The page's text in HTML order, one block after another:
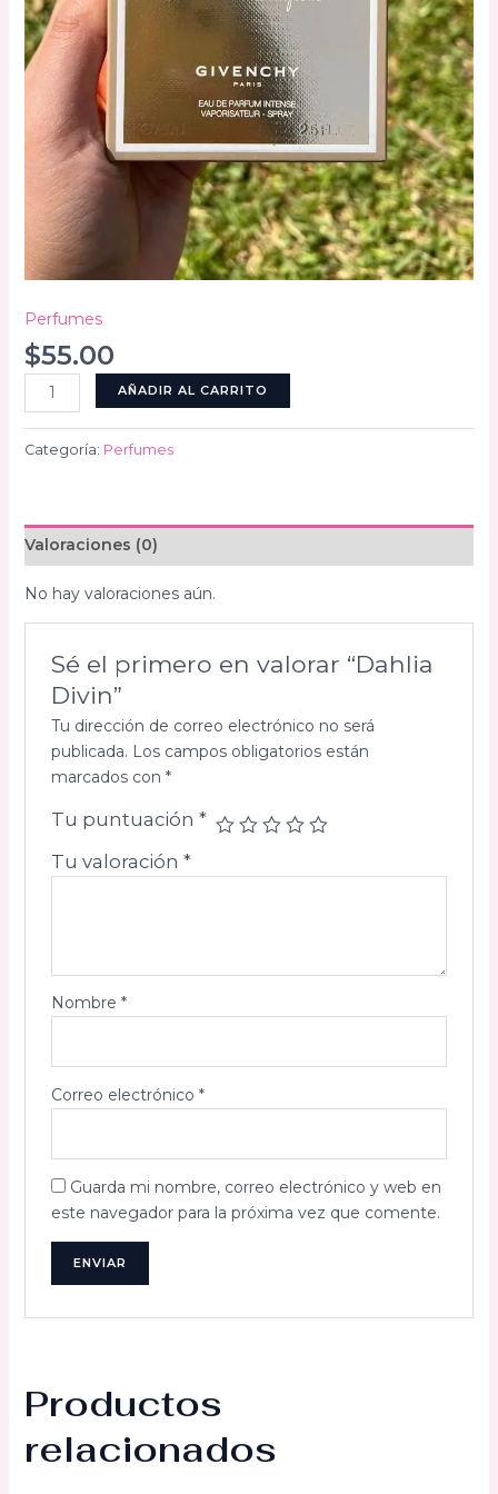
Perfumes
$55.00
Dahlia
Divin
cantidad
AÑADIR AL CARRITO
Categoría: Perfumes
Valoraciones (0)
No hay valoraciones aún.
Sé el primero en valorar “Dahlia
Divin”
Tu dirección de correo electrónico no será
publicada. Los campos obligatorios están
marcados con *
Tu puntuación *
Tu valoración *
Nombre *
Correo electrónico *
Guarda mi nombre, correo electrónico y web en
este navegador para la próxima vez que comente.
Productos
relacionados